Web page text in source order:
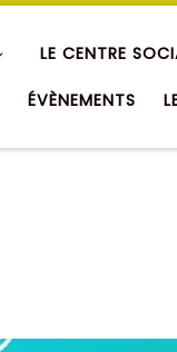
LE CENTRE
ÉVÈNEMENTS